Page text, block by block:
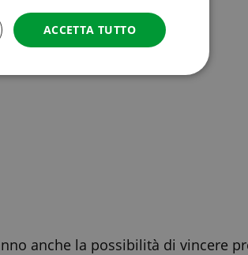
anche la possibilità di vincere
ITALIAN
DANISH
ACCETTA TUTTO